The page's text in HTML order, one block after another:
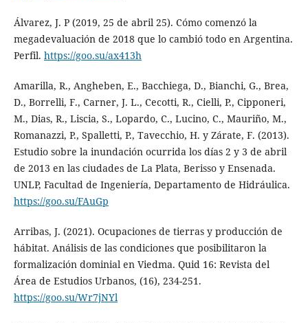
Álvarez, J. P (2019, 25 de abril 25). Cómo comenzó la
megadevaluación de 2018 que lo cambió todo en Argentina.
Perfil. https://goo.su/ax413h
Amarilla, R., Angheben, E., Bacchiega, D., Bianchi, G., Brea,
D., Borrelli, F., Carner, J. L., Cecotti, R., Cielli, P., Cipponeri,
M., Dias, R., Liscia, S., Lopardo, C., Lucino, C., Mauriño, M.,
Romanazzi, P., Spalletti, P., Tavecchio, H. y Zárate, F. (2013).
Estudio sobre la inundación ocurrida los días 2 y 3 de abril
de 2013 en las ciudades de La Plata, Berisso y Ensenada.
UNLP, Facultad de Ingeniería, Departamento de Hidráulica.
https://goo.su/FAuGp
Arribas, J. (2021). Ocupaciones de tierras y producción de
hábitat. Análisis de las condiciones que posibilitaron la
formalización dominial en Viedma. Quid 16: Revista del
Área de Estudios Urbanos, (16), 234-251.
https://goo.su/Wr7jNYl